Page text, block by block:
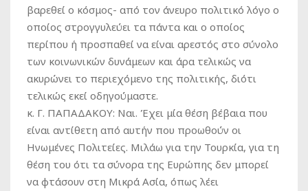
βαρεθεί ο κόσμος- από τον άνευρο πολιτικό λόγο ο
οποίος στρογγυλεύει τα πάντα και ο οποίος
περίπου ή προσπαθεί να είναι αρεστός στο σύνολο
των κοινωνικών δυνάμεων και άρα τελικώς να
ακυρώνει το περιεχόμενο της πολιτικής, διότι
τελικώς εκεί οδηγούμαστε.
κ. Γ. ΠΑΠΑΔΑΚΟΥ: Ναι. Έχει μία θέση βέβαια που
είναι αντίθετη από αυτήν που προωθούν οι
Ηνωμένες Πολιτείες. Μιλάω για την Τουρκία, για τη
θέση του ότι τα σύνορα της Ευρώπης δεν μπορεί
να φτάσουν στη Μικρά Ασία, όπως λέει